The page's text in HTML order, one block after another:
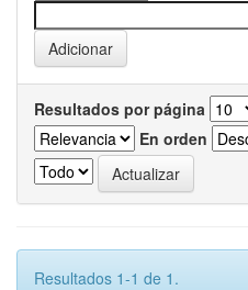
Resultados por página
En orden
Resultados 1-1 de 1.